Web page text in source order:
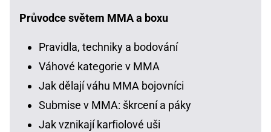
Průvodce světem MMA a boxu
Pravidla, techniky a bodování
Váhové kategorie v MMA
Jak dělají váhu MMA bojovníci
Submise v MMA: škrcení a páky
Jak vznikají karfiolové uši